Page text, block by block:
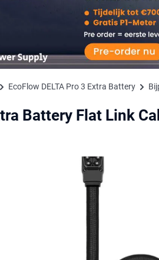
EcoFlow DELTA Pro 3 Extra Battery
Battery Flat Link